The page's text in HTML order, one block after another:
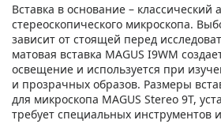
Вставка в основание – классический
стереоскопического микроскопа.
зависит от стоящей перед
матовая вставка MAGUS I9WM
освещение и используется при
и прозрачных образов. Размеры
для микроскопа MAGUS Stereo 9T,
требует специальных инструментов